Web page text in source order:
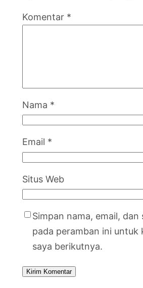
Komentar *
Nama *
Email *
Situs Web
Simpan nama, email, dan
pada peramban ini untuk
saya berikutnya.